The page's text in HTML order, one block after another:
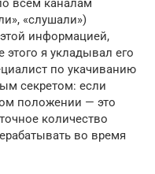
всем каналам
«слушали»)
информацией,
я укладывал его
по укачиванию
секретом: если
положении — это
количество
во время